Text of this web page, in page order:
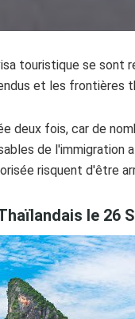
touristique se sont
et les frontières
deux fois, car de
de l'immigration
risquent d'être
le